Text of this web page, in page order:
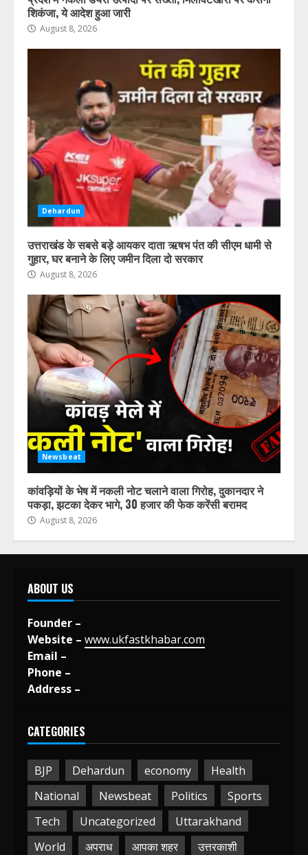
शिकंजा, ये आदेश हुआ जारी
August 8, 2026
Dehardun
उत्तराखंड के सबसे बड़े आयकर दाता ऋषभ पंत की सीएम धामी से
गुहार, घर बनाने के लिए जमीन दिला दो सरकार
August 8, 2026
Newsbeat
कांवड़ियों के भेष में नकली नोट चलाने वाला गिरोह, दुकानदार ने
पकड़ा, झटका देकर भागे, 30 हजार की फेक करेंसी बरामद
August 8, 2026
ABOUT US
Founder –
Website – www.ukfastkhabar.com
Email –
Phone –
Address –
CATEGORIES
BJP Dehardun economy
Health
National
Newsbeat Politics
Sports
Tech
Uncategorized
Uttarakhand
World
अपराध आपका शहर
उत्तरकाशी